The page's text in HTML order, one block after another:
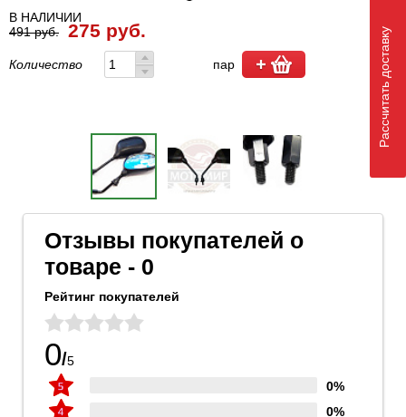
В НАЛИЧИИ
491 руб.
275 руб.
Количество пар
Отзывы покупателей о
товаре - 0
Рейтинг покупателей
0/5
0%
0%
Рассчитать доставку